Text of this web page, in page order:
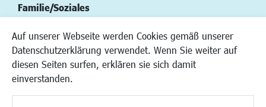
Auf unserer Webseite werden Cookies gemäß unserer
Datenschutzerklärung verwendet. Wenn Sie weiter auf
diesen Seiten surfen, erklären sie sich damit
einverstanden.
Familie/Soziales
Kinderbetreuung
Kinder und Jugend
Institutionen für Familien
Frauen